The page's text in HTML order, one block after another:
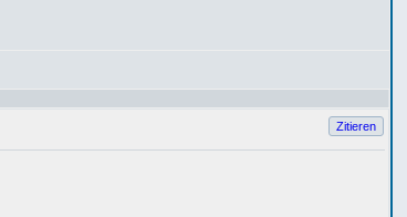
Zitieren